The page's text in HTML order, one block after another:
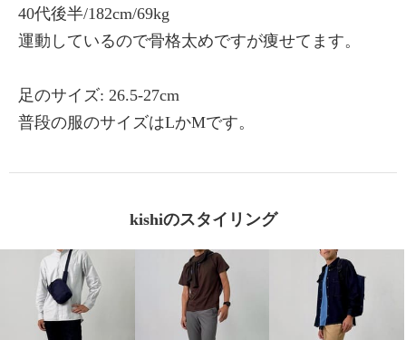
40代後半/182cm/69kg
運動しているので骨格太めですが痩せてます。
足のサイズ: 26.5-27cm
普段の服のサイズはLかMです。
kishiのスタイリング